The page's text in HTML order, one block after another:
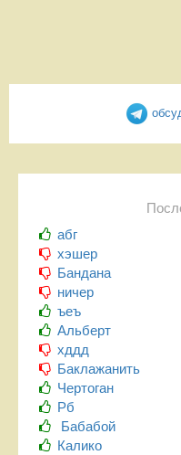
абг
хэшер
Бандана
ничер
ъеъ
Альберт
хддд
Баклажанить
Чертоган
Рб
Бабабой
Калико